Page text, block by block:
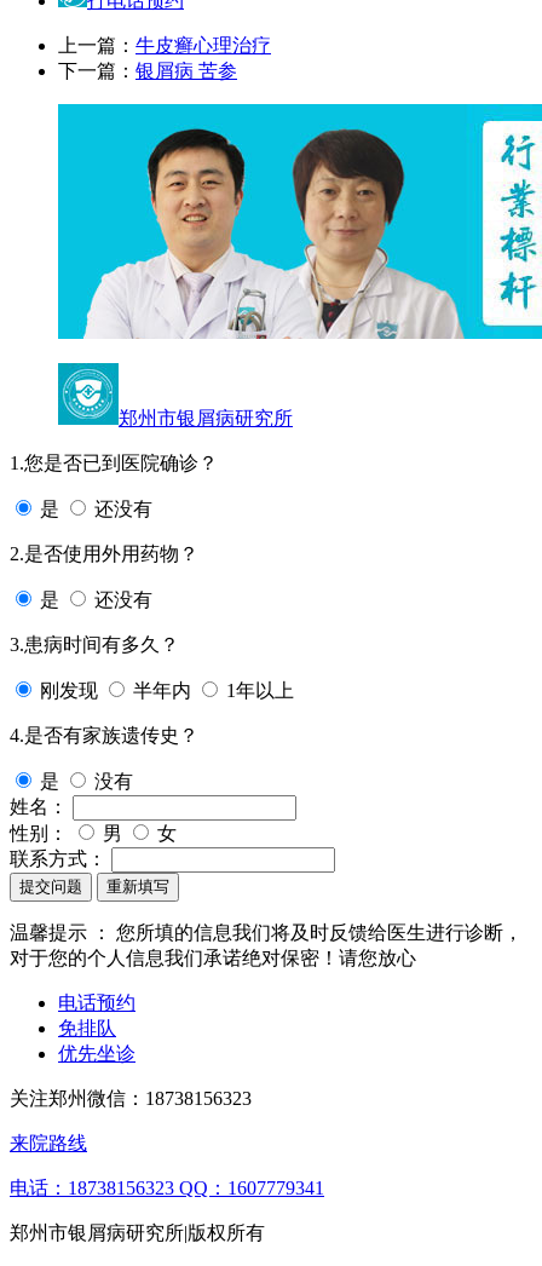
上一篇： 牛皮癣心理治疗
下一篇： 银屑病 苦参
郑州市银屑病研究所
1.您是否已到医院确诊？
是 还没有
2.是否使用外用药物？
是 还没有
3.患病时间有多久？
刚发现 半年内 1年以上
4.是否有家族遗传史？
是
没有
姓名：
性别：
男
女
联系方式：
提交问题 重新填写
温馨提示 ： 您所填的信息我们将及时反馈给医生进行诊断，
对于您的个人信息我们承诺绝对保密！请您放心
电话预约
免排队
优先坐诊
关注郑州微信： 18738156323
来院路线
电话：18738156323 QQ：1607779341
郑州市银屑病研究所|版权所有